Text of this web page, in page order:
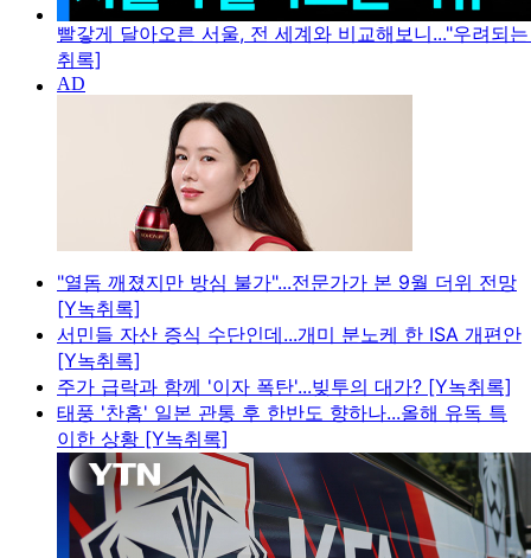
빨갛게 달아오른 서울, 전 세계와 비교해보니..."우려되
취록]
"열돔 깨졌지만 방심 불가"...전문가가 본 9월 더위 전망
[Y녹취록]
서민들 자산 증식 수단인데...개미 분노케 한 ISA 개편안
[Y녹취록]
주가 급락과 함께 '이자 폭탄'...빚투의 대가? [Y녹취록]
태풍 '찬홈' 일본 관통 후 한반도 향하나...올해 유독 특
이한 상황 [Y녹취록]